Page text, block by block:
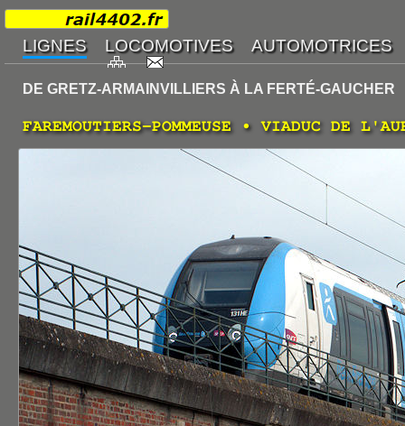
DE GRETZ-ARMAINVILLIERS À LA FERTÉ-GAUCHER
FAREMOUTIERS-POMMEUSE • VIADUC DE